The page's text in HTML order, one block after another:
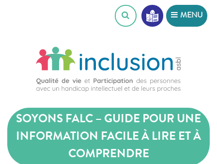
MENU
SOYONS FALC – GUIDE POUR UNE
INFORMATION FACILE À LIRE ET À
COMPRENDRE